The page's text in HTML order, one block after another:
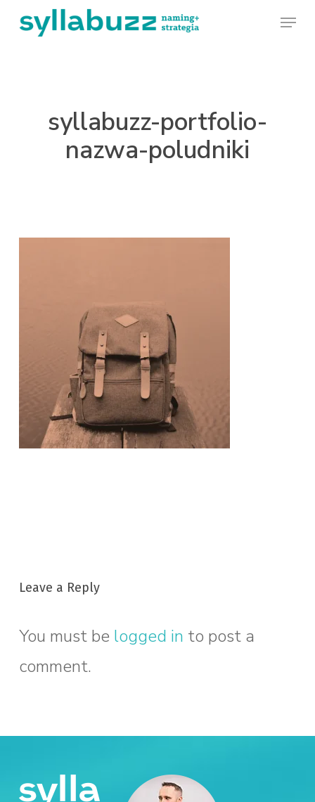
Skip
Menu
syllabuzz-portfolio-
nazwa-poludniki
Leave a Reply
You must be logged in to post a
comment.